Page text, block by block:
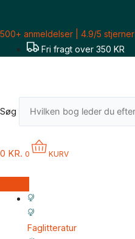
indholdet
500+ anmeldelser | 4.9/5 stjerner
Fri fragt over 350 KR
Søg
0 KR. 0 KURV
Faglitteratur